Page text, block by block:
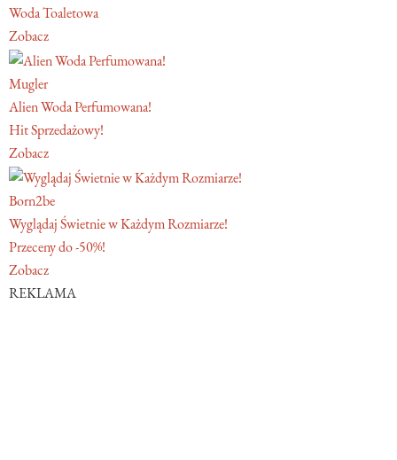
Woda Toaletowa
Zobacz
Mugler
Alien Woda Perfumowana!
Hit Sprzedażowy!
Zobacz
Born2be
Wyglądaj Świetnie w Każdym Rozmiarze!
Przeceny do -50%!
Zobacz
REKLAMA